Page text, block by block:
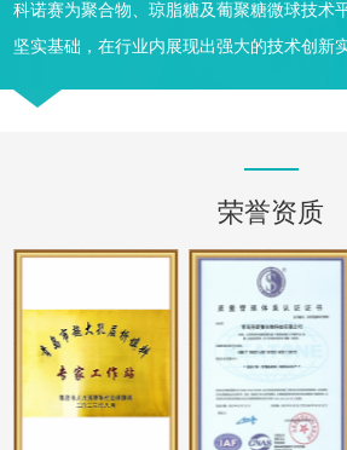
科诺赛为聚合物、琼脂糖及葡聚糖微球技术
坚实基础，在行业内展现出强大的技术创新
荣誉资质